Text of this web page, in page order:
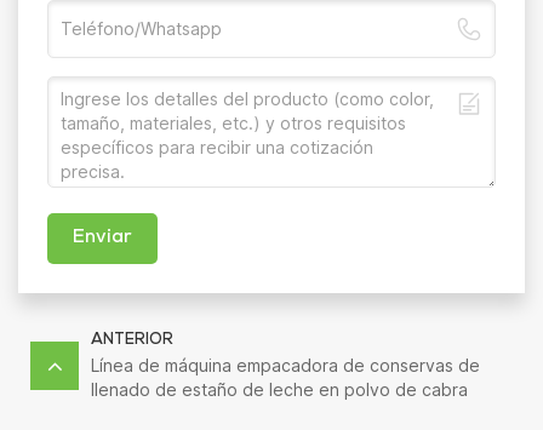
Enviar
ANTERIOR
Línea de máquina empacadora de conservas de
llenado de estaño de leche en polvo de cabra